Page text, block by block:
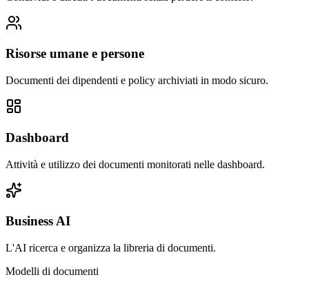
Risorse umane e persone
Documenti dei dipendenti e policy archiviati in modo sicuro.
Dashboard
Attività e utilizzo dei documenti monitorati nelle dashboard.
Business AI
L'AI ricerca e organizza la libreria di documenti.
Modelli di documenti